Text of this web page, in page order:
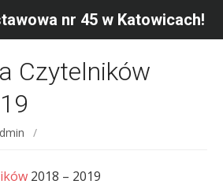
nr 45 w Katowicach!
Czytelników
/
2018 – 2019